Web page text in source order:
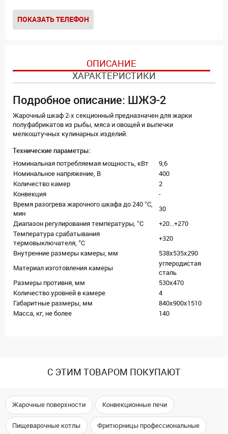
ПОКАЗАТЬ ТЕЛЕФОН
ОПИСАНИЕ
ХАРАКТЕРИСТИКИ
Подробное описание: ШЖЭ-2
Жарочный шкаф 2-х секционный предназначен для жарки
полуфабрикатов из рыбы, мяса и овощей и выпечки
мелкоштучных кулинарных изделий.
Технические параметры:
Номинальная потребляемая мощность, кВт
9,6
Номинальное напряжение, В
400
Количество камер
2
Конвекция
-
Время разогрева жарочного шкафа до 240 °C,
мин
30
Диапазон регулирования температуры, °C
+20...+270
Температура срабатывания
термовыключателя, °C
+320
Внутренние размеры камеры, мм
538x535x290
Материал изготовления камеры
углеродистая
сталь
Размеры противня, мм
530x470
Количество уровней в камере
4
Габаритные размеры, мм
840х900x1510
Масса, кг, не более
140
С ЭТИМ ТОВАРОМ ПОКУПАЮТ
Жарочные поверхности Конвекционные печи
Пищеварочные котлы Фритюрницы профессиональные